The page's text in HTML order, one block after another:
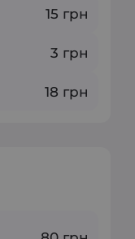
15 грн
3 грн
18 грн